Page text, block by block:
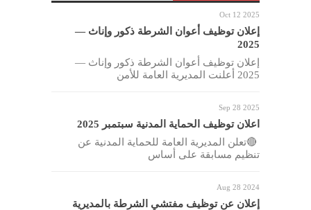
Oct 12 2025
إعلان توظيف أعوان الشرطة ذكور وإناث —
2025
إعلان توظيف أعوان الشرطة ذكور وإناث —
2025 أعلنت المديرية العامة للأمن
Sep 28 2025
اعلان توظيف الحماية المدنية سبتمبر 2025
🔴تعلن المديرية العامة للحماية المدنية عن
تنظيم مسابقة على أساس
Aug 28 2024
إعلان عن توظيف مفتشي الشرطة بالمديرية